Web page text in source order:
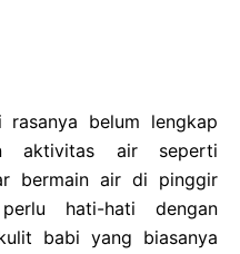
belum lengkap
aktivitas air seperti
bermain air di pinggir
hati-hati dengan
babi yang biasanya